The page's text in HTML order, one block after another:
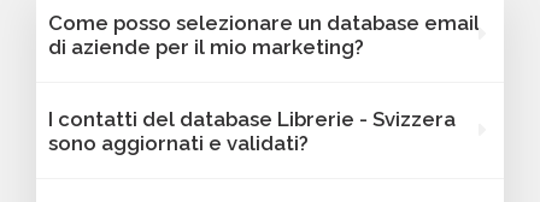
Come posso selezionare un database email
di aziende per il mio marketing?
nostra piattaforma Bancomail. Troverai
contatti B2B verificati di aziende attive Librerie
I contatti del database Librerie - Svizzera
sono aggiornati e validati?